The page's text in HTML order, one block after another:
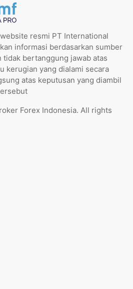
resmi PT International
informasi berdasarkan sumber
tidak bertanggung jawab atas
kerugian yang dialami secara
atas keputusan yang diambil
Forex Indonesia. All rights